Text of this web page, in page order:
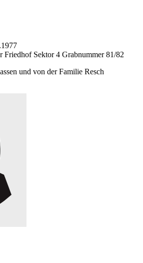
Böhlerwerk
Friedhof Sektor 4 Grabnummer 81/82
und von der Familie Resch